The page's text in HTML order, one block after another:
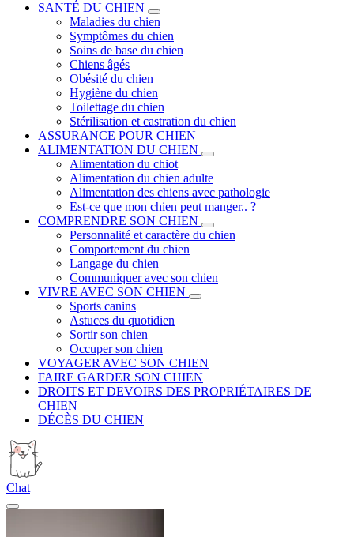
SANTÉ DU CHIEN
Maladies du chien
Symptômes du chien
Soins de base du chien
Chiens âgés
Obésité du chien
Hygiène du chien
Toilettage du chien
Stérilisation et castration du chien
ASSURANCE POUR CHIEN
ALIMENTATION DU CHIEN
Alimentation du chiot
Alimentation du chien adulte
Alimentation des chiens avec pathologie
Est-ce que mon chien peut manger.. ?
COMPRENDRE SON CHIEN
Personnalité et caractère du chien
Comportement du chien
Langage du chien
Communiquer avec son chien
VIVRE AVEC SON CHIEN
Sports canins
Astuces du quotidien
Sortir son chien
Occuper son chien
VOYAGER AVEC SON CHIEN
FAIRE GARDER SON CHIEN
DROITS ET DEVOIRS DES PROPRIÉTAIRES DE
CHIEN
DÉCÈS DU CHIEN
Chat